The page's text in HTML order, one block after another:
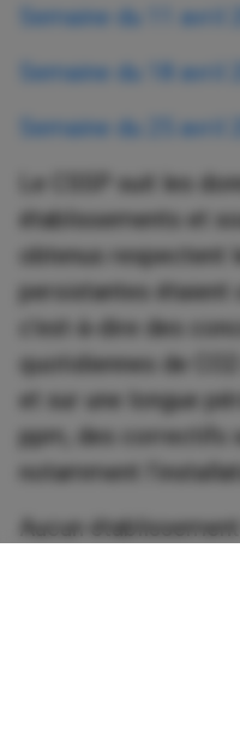
Semaine du 11 avril
Semaine du 18 avril
Semaine du 25 avril
Le CSSP suit les
établissements et
obtenus respectent
persistantes étaient
c’est-à-dire des
quotidiennes de
et sur une longue
ppm, des correctifs
notamment
Aucun